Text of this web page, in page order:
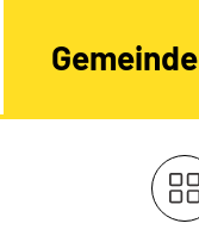
Gemeinde